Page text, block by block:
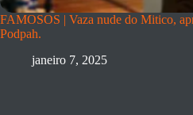
FAMOSOS | Vaza nude do Mitico,
Podpah.
janeiro 7, 2025